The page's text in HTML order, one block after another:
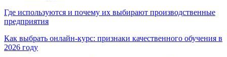
Где используются и почему их выбирают производственные
предприятия
Как выбрать онлайн-курс: признаки качественного обучения в
2026 году